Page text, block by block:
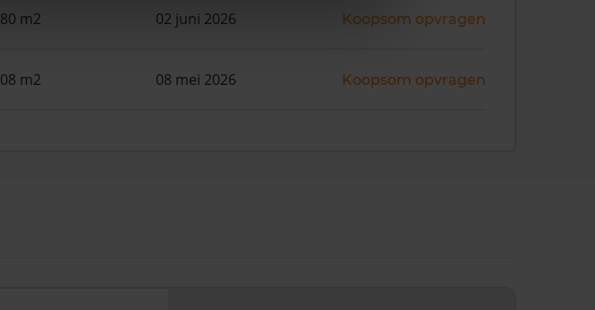
m2 02 juni 2026 Koopsom opvragen
m2 08 mei 2026 Koopsom opvragen